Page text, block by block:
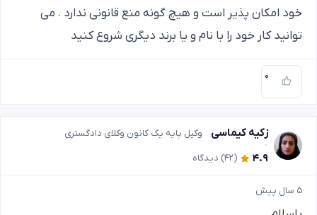
خود امکان پذیر است و هیچ گونه منع قانونی ندارد . می
توانید کار خود را با نام و یا برند دیگری شروع کنید
۰
زکیه کیماسی وکیل پایه یک کانون وکلای دادگستری
۴.۹ (۴۲) دیدگاه
۵ سال پیش